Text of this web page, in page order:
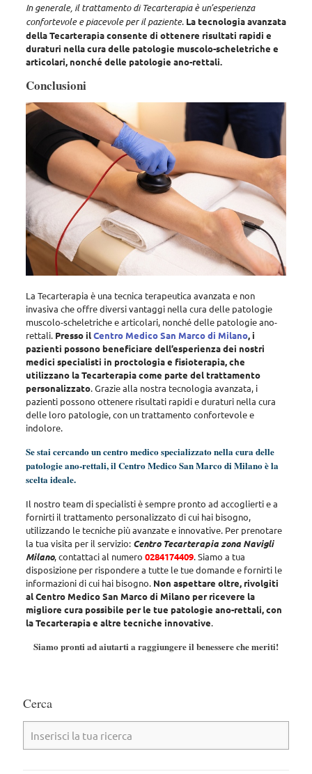
In generale, il trattamento di Tecarterapia è un’esperienza
confortevole e piacevole per il paziente. La tecnologia avanzata
della Tecarterapia consente di ottenere risultati rapidi e
duraturi nella cura delle patologie muscolo-scheletriche e
articolari, nonché delle patologie ano-rettali.
Conclusioni
La Tecarterapia è una tecnica terapeutica avanzata e non
invasiva che offre diversi vantaggi nella cura delle patologie
muscolo-scheletriche e articolari, nonché delle patologie ano-
rettali. Presso ilCentro Medico San Marco di Milano, i
pazienti possono beneficiare dell’esperienza dei nostri
medici specialisti in proctologia e fisioterapia, che
utilizzano la Tecarterapia come parte del trattamento
personalizzato. Grazie alla nostra tecnologia avanzata, i
pazienti possono ottenere risultati rapidi e duraturi nella cura
delle loro patologie, con un trattamento confortevole e
indolore.
Se stai cercando un centro medico specializzato nella cura delle
patologie ano-rettali, il Centro Medico San Marco di Milano è la
scelta ideale.
Il nostro team di specialisti è sempre pronto ad accoglierti e a
fornirti il trattamento personalizzato di cui hai bisogno,
utilizzando le tecniche più avanzate e innovative. Per prenotare
la tua visita per il servizio: Centro Tecarterapia zona Navigli
Milano, contattaci al numero 0284174409. Siamo a tua
disposizione per rispondere a tutte le tue domande e fornirti le
informazioni di cui hai bisogno. Non aspettare oltre, rivolgiti
al Centro Medico San Marco di Milano per ricevere la
migliore cura possibile per le tue patologie ano-rettali, con
la Tecarterapia e altre tecniche innovative.
Siamo pronti ad aiutarti a raggiungere il benessere che meriti!
Cerca